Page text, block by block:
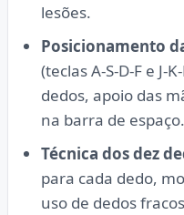
lesões.
Posicionamento
(teclas A-S-D-F e J-
dedos, apoio das
na barra de espaço.
Técnica dos dez
para cada dedo,
uso de dedos